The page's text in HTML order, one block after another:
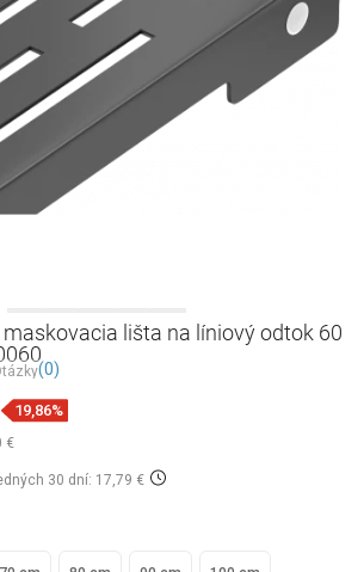
lišta na líniový odtok 60
(0)
€
19,86%
30 dní: 17,79 €